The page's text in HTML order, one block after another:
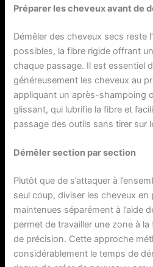
Préparer les cheveux avant de
Démêler des cheveux secs reste
possibles, la fibre rigide offrant
chaque passage. Il est essentiel
généreusement les cheveux au
appliquant un après-shampoing
glissant, qui lubrifie la fibre et
passage des outils sans tirer sur
Démêler section par section
Plutôt que de s’attaquer à
seul coup, diviser les cheveux en
maintenues séparément à l’aide
permet de travailler une zone à
de précision. Cette approche
considérablement le temps de